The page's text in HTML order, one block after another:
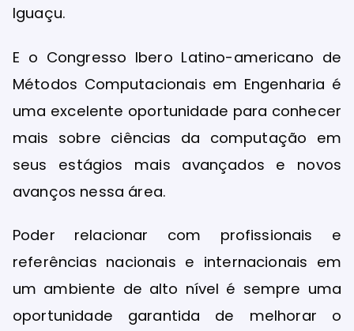
Iguaçu.
E o Congresso Ibero Latino-americano de
Métodos Computacionais em Engenharia é
uma excelente oportunidade para conhecer
mais sobre ciências da computação em
seus estágios mais avançados e novos
avanços nessa área.
Poder relacionar com profissionais e
referências nacionais e internacionais em
um ambiente de alto nível é sempre uma
oportunidade garantida de melhorar o